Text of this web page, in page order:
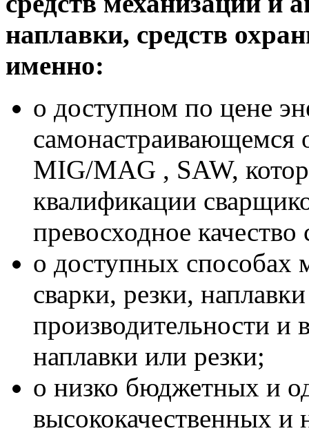
наплавки, средств
именно:
о доступном по цене
MIG/MAG , SAW,
квалификации
превосходное качество
о доступных способах
сварки, резки,
производительности и
наплавки или резки;
о низко бюджетных и
высококачественных